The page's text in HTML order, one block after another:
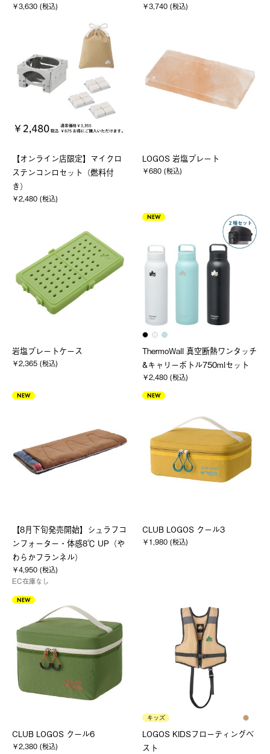
￥3,630 (税込) ￥3,740 (税込)
【オンライン店限定】マイクロ
ステンコンロセット（燃料付
き）
￥2,480 (税込)
LOGOS 岩塩プレート
￥680 (税込)
岩塩プレートケース
￥2,365 (税込)
NEW
ThermoWall 真空断熱ワンタッチ
&キャリーボトル750mlセット
￥2,480 (税込)
NEW
【8月下旬発売開始】シュラフコ
ンフォーター・体感8℃ UP（や
わらかフランネル）
￥4,950 (税込)
EC在庫なし
NEW
CLUB LOGOS クール3
￥1,980 (税込)
NEW
CLUB LOGOS クール6
￥2,380 (税込)
キッズ
LOGOS KIDSフローティングベ
スト